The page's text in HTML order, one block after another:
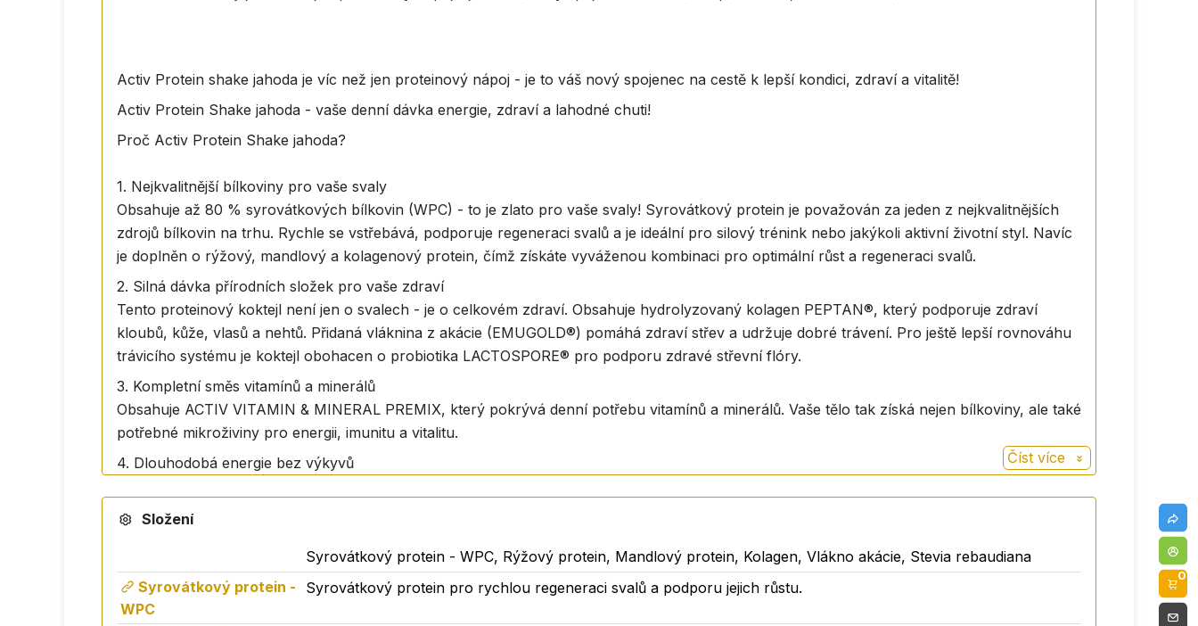
Activ Protein shake jahoda je víc než jen proteinový nápoj - je to váš nový spojenec na cestě k lepší kondici, zdraví a vitalitě!
Activ Protein Shake jahoda - vaše denní dávka energie, zdraví a lahodné chuti!
Proč Activ Protein Shake jahoda?
1. Nejkvalitnější bílkoviny pro vaše svaly
Obsahuje až 80 % syrovátkových bílkovin (WPC) - to je zlato pro vaše svaly! Syrovátkový protein je považován za jeden z nejkvalitnějších
zdrojů bílkovin na trhu. Rychle se vstřebává, podporuje regeneraci svalů a je ideální pro silový trénink nebo jakýkoli aktivní životní styl. Navíc
je doplněn o rýžový, mandlový a kolagenový protein, čímž získáte vyváženou kombinaci pro optimální růst a regeneraci svalů.
2. Silná dávka přírodních složek pro vaše zdraví
Tento proteinový koktejl není jen o svalech - je o celkovém zdraví. Obsahuje hydrolyzovaný kolagen PEPTAN®, který podporuje zdraví
kloubů, kůže, vlasů a nehtů. Přidaná vláknina z akácie (EMUGOLD®) pomáhá zdraví střev a udržuje dobré trávení. Pro ještě lepší rovnováhu
trávicího systému je koktejl obohacen o probiotika LACTOSPORE® pro podporu zdravé střevní flóry.
3. Kompletní směs vitamínů a minerálů
Obsahuje ACTIV VITAMIN & MINERAL PREMIX, který pokrývá denní potřebu vitamínů a minerálů. Vaše tělo tak získá nejen bílkoviny, ale také
potřebné mikroživiny pro energii, imunitu a vitalitu.
4. Dlouhodobá energie bez výkyvů
náhlých poklesů hladiny cukru. Ideální pro aktivní lidi, kteří potřebují energii na celý den.
Zapomeňte na umělé příchutě a nepříjemné pachutě. Activ Protein Shake Strawberry obsahuje přírodní jahodovou příchuť, která je jemná a
osvěžující. Navíc je slazený přírodní stévií, takže si ho vychutnáte bez výčitek.
Číst více
Složení
Syrovátkový protein - WPC, Rýžový protein, Mandlový protein, Kolagen, Vlákno akácie, Stevia rebaudiana
Syrovátkový protein -
WPC
Syrovátkový protein pro rychlou regeneraci svalů a podporu jejich růstu.
0